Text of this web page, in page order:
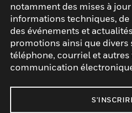
notamment des mises à
informations techniques, de
des événements et
promotions ainsi que divers
téléphone, courriel et autres
communication